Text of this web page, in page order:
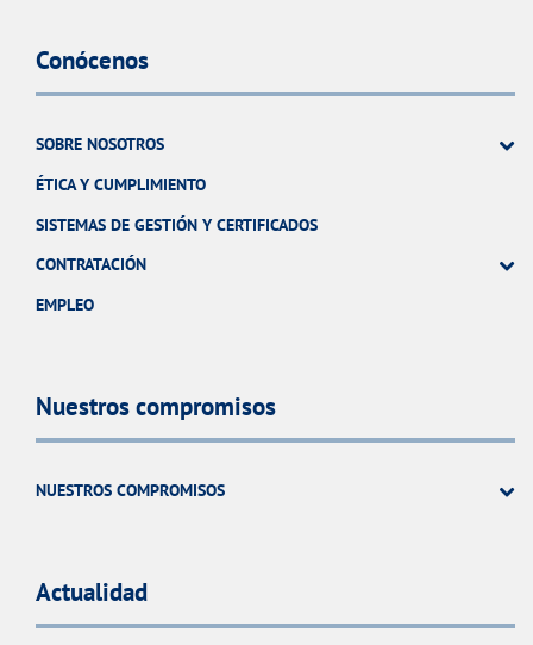
Conócenos
SOBRE NOSOTROS
ÉTICA Y CUMPLIMIENTO
SISTEMAS DE GESTIÓN Y CERTIFICADOS
CONTRATACIÓN
EMPLEO
Nuestros compromisos
NUESTROS COMPROMISOS
Actualidad